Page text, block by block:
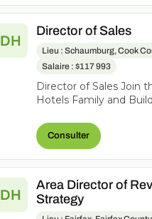
DH
Director of Sales
Lieu : Schaumburg, Cook
Salaire : $117 993
Director of Sales Join
Hotels Family and
Location: Hyatt Place
Schaumbu...
Consulter
DH
Area Director of
Strategy